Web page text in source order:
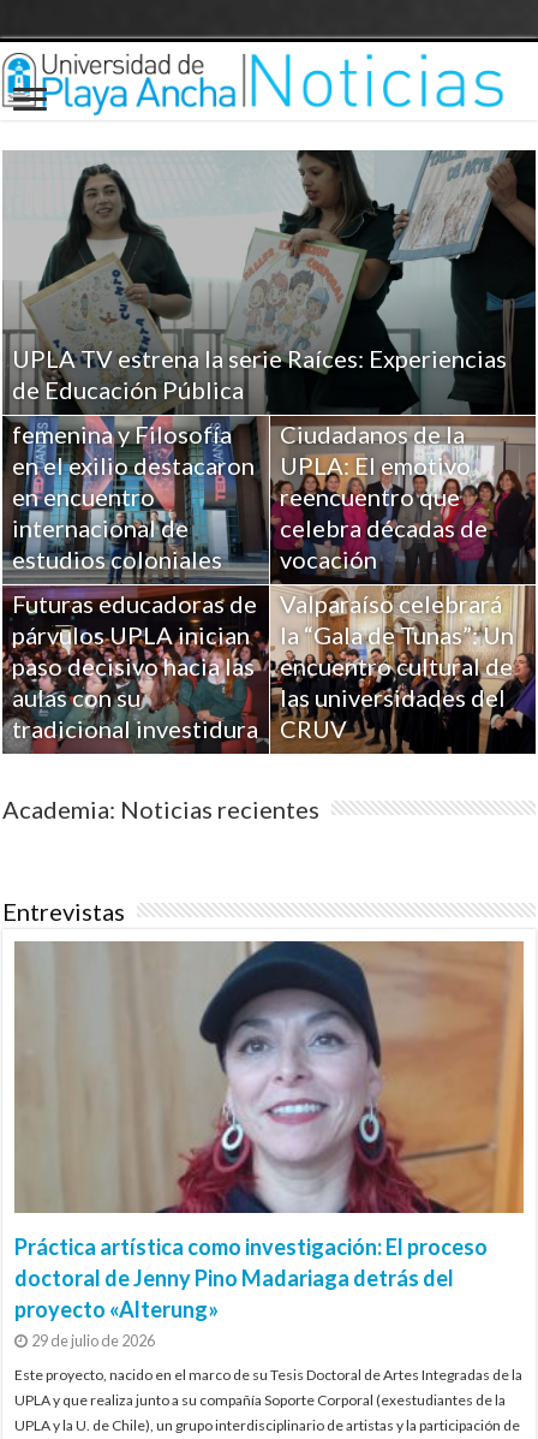
UPLA TV estrena la serie Raíces: Experiencias
de Educación Pública
Investigaciones UPLA
sobre Religiosidad
femenina y Filosofía
en el exilio destacaron
en encuentro
internacional de
estudios coloniales
Ciudadanos de la
UPLA: El emotivo
reencuentro que
celebra décadas de
vocación
Futuras educadoras de
párvulos UPLA inician
paso decisivo hacia las
aulas con su
tradicional investidura
Valparaíso celebrará
la “Gala de Tunas”: Un
encuentro cultural de
las universidades del
CRUV
Academia: Noticias recientes
Entrevistas
Práctica artística como investigación: El proceso
doctoral de Jenny Pino Madariaga detrás del
proyecto «Alterung»
29 de julio de 2026
Este proyecto, nacido en el marco de su Tesis Doctoral de Artes Integradas de la
UPLA y que realiza junto a su compañía Soporte Corporal (exestudiantes de la
UPLA y la U. de Chile), un grupo interdisciplinario de artistas y la participación de